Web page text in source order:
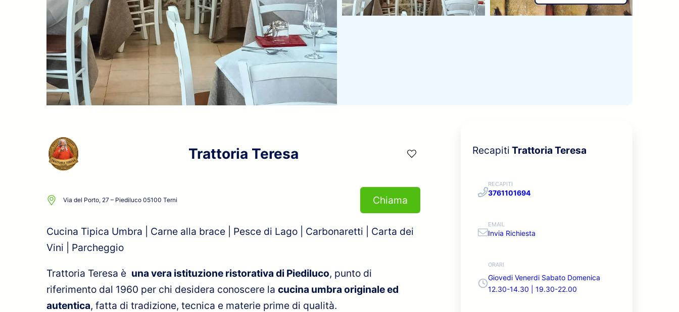
Trattoria Teresa
Via del Porto, 27 – Piediluco 05100 Terni Chiama
Cucina Tipica Umbra | Carne alla brace | Pesce di Lago | Carbonaretti | Carta dei
Vini | Parcheggio
Trattoria Teresa è una vera istituzione ristorativa di Piediluco, punto di
riferimento dal 1960 per chi desidera conoscere la cucina umbra originale ed
autentica, fatta di tradizione, tecnica e materie prime di qualità.
Recapiti Trattoria Teresa
RECAPITI
3761101694
EMAIL
Invia Richiesta
ORARI
Giovedi Venerdi Sabato Domenica
12.30-14.30 | 19.30-22.00